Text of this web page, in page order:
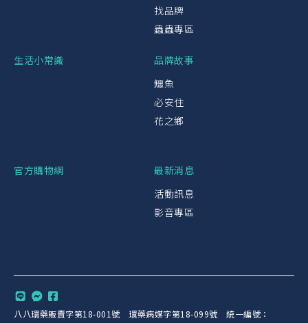
找品牌
蟲蟲專區
生活小常識
品牌故事
鱷魚
必安住
花之鄉
官方購物網
最新消息
活動訊息
影音專區
八八環藥販賣字第18-001號 環藥病媒字第18-099號 統一編號：